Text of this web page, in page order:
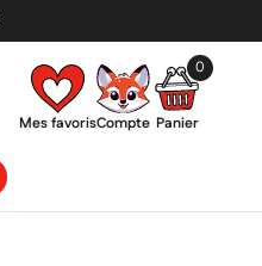
Mes favorisCompte
0
Panier